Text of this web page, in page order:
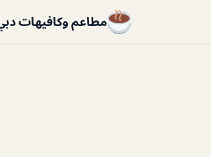
مطاعم وكافيهات